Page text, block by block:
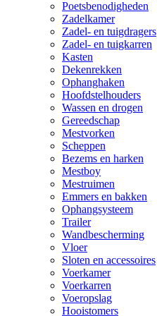
Poetsbenodigheden
Zadelkamer
Zadel- en tuigdragers
Zadel- en tuigkarren
Kasten
Dekenrekken
Ophanghaken
Hoofdstelhouders
Wassen en drogen
Gereedschap
Mestvorken
Scheppen
Bezems en harken
Mestboy
Mestruimen
Emmers en bakken
Ophangsysteem
Trailer
Wandbescherming
Vloer
Sloten en accessoires
Voerkamer
Voerkarren
Voeropslag
Hooistomers